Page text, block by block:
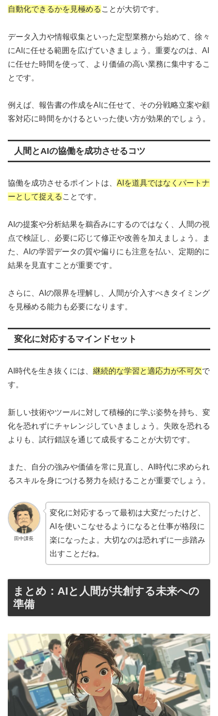
自動化できるかを見極める ことが大切です。
データ入力や情報収集といった定型業務から始めて、徐々
にAIに任せる範囲を広げていきましょう。重要なのは、AI
に任せた時間を使って、より価値の高い業務に集中するこ
とです。
例えば、報告書の作成をAIに任せて、その分戦略立案や顧
客対応に時間をかけるといった使い方が効果的でしょう。
人間とAIの協働を成功させるコツ
協働を成功させるポイントは、 AIを道具ではなくパートナ
ーとして捉える ことです。
AIの提案や分析結果を鵜呑みにするのではなく、人間の視
点で検証し、必要に応じて修正や改善を加えましょう。ま
た、AIの学習データの質や偏りにも注意を払い、定期的に
結果を見直すことが重要です。
さらに、AIの限界を理解し、人間が介入すべきタイミング
を見極める能力も必要になります。
変化に対応するマインドセット
AI時代を生き抜くには、 継続的な学習と適応力が不可欠で
す。
新しい技術やツールに対して積極的に学ぶ姿勢を持ち、変
化を恐れずにチャレンジしていきましょう。失敗を恐れる
よりも、試行錯誤を通じて成長することが大切です。
また、自分の強みや価値を常に見直し、AI時代に求められ
るスキルを身につける努力を続けることが重要でしょう。
田中課長
変化に対応するって最初は大変だったけど、
AIを使いこなせるようになると仕事が格段に
楽になったよ。大切なのは恐れずに一歩踏み
出すことだね。
まとめ：AIと人間が共創する未来への
準備